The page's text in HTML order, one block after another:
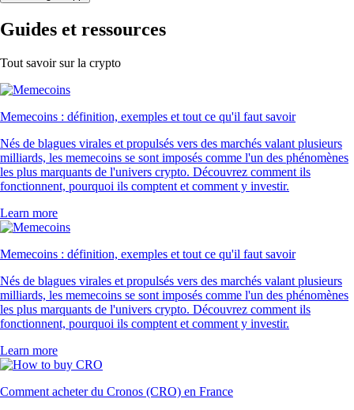
Guides et ressources
Tout savoir sur la crypto
Memecoins : définition, exemples et tout ce qu'il faut savoir
Nés de blagues virales et propulsés vers des marchés valant plusieurs
milliards, les memecoins se sont imposés comme l'un des phénomènes
les plus marquants de l'univers crypto. Découvrez comment ils
fonctionnent, pourquoi ils comptent et comment y investir.
Learn more
Memecoins : définition, exemples et tout ce qu'il faut savoir
Nés de blagues virales et propulsés vers des marchés valant plusieurs
milliards, les memecoins se sont imposés comme l'un des phénomènes
les plus marquants de l'univers crypto. Découvrez comment ils
fonctionnent, pourquoi ils comptent et comment y investir.
Learn more
Comment acheter du Cronos (CRO) en France